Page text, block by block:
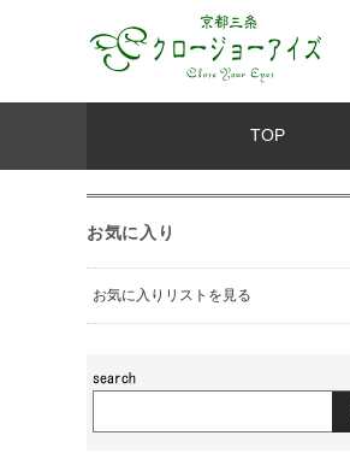
TOP
お気に入り
お気に入りリストを見る